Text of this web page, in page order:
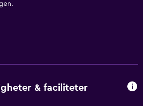
& faciliteter